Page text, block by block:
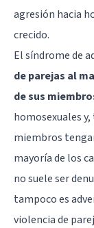
agresión hacia
crecido.
El síndrome de
de parejas al
de sus
homosexuales
miembros
mayoría de los
no suele ser
tampoco es
violencia de